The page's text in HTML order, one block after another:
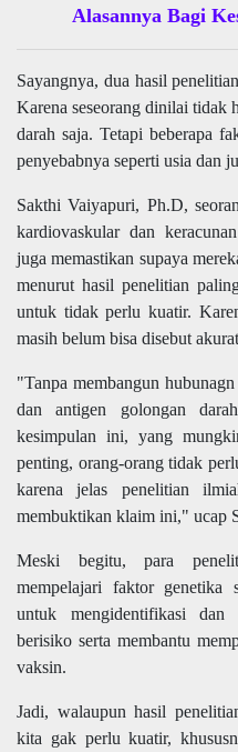
Alasannya Bagi
Sayangnya, dua hasil
Karena seseorang dinilai tidak
darah saja. Tetapi beberapa
penyebabnya seperti usia dan
Sakthi Vaiyapuri, Ph.D,
kardiovaskular dan
juga memastikan supaya
menurut hasil penelitian
untuk tidak perlu kuatir.
masih belum bisa disebut
"Tanpa membangun
dan antigen golongan
kesimpulan ini, yang
penting, orang-orang tidak
karena jelas penelitian
membuktikan klaim ini," ucap
Meski begitu, para
mempelajari faktor genetika
untuk mengidentifikasi
berisiko serta membantu
vaksin.
Jadi, walaupun hasil
kita gak perlu kuatir,